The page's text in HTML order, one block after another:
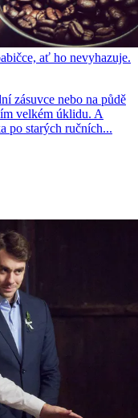
ať ho nevyhazuje.
zásuvce nebo na půdě
velkém úklidu. A
po starých ručních...